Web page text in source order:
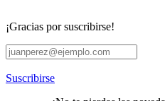
¡Gracias por suscribirse!
Suscribirse